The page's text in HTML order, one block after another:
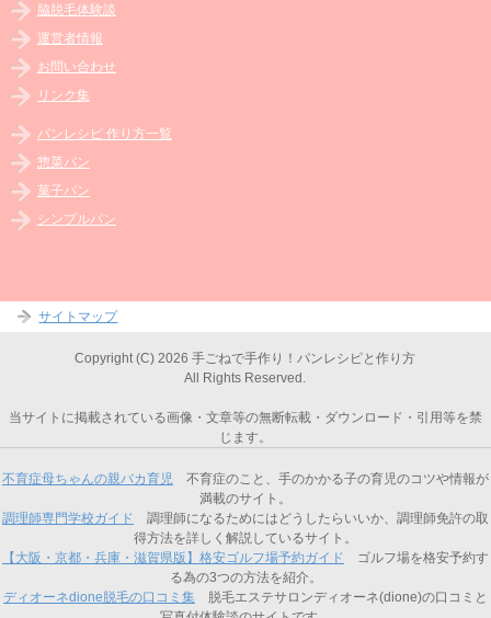
脇脱毛体験談
運営者情報
お問い合わせ
リンク集
パンレシピ 作り方一覧
惣菜パン
菓子パン
シンプルパン
サイトマップ
Copyright (C) 2026 手ごねで手作り！パンレシピと作り方
All Rights Reserved.
当サイトに掲載されている画像・文章等の無断転載・ダウンロード・引用等を禁
じます。
不育症母ちゃんの親バカ育児 不育症のこと、手のかかる子の育児のコツや情報が
満載のサイト。
調理師専門学校ガイド 調理師になるためにはどうしたらいいか、調理師免許の取
得方法を詳しく解説しているサイト。
【大阪・京都・兵庫・滋賀県版】格安ゴルフ場予約ガイド ゴルフ場を格安予約す
る為の3つの方法を紹介。
ディオーネdione脱毛の口コミ集 脱毛エステサロンディオーネ(dione)の口コミと